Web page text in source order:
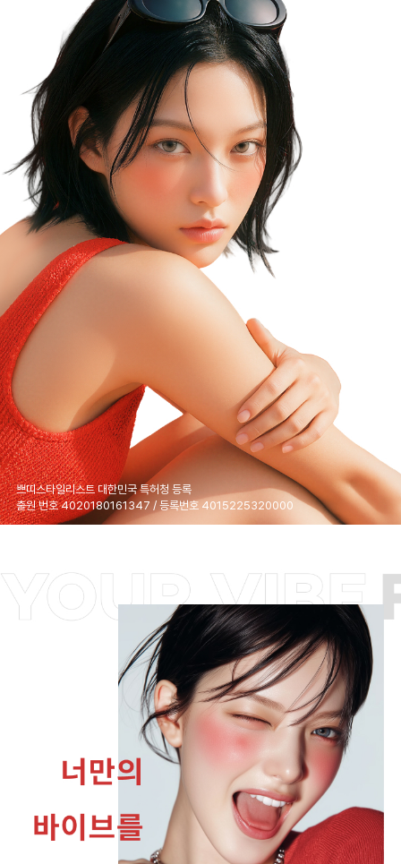
쁘띠스타일리스트 대한민국 특허청 등록
출원 번호 4020180161347 / 등록번호 4015225320000